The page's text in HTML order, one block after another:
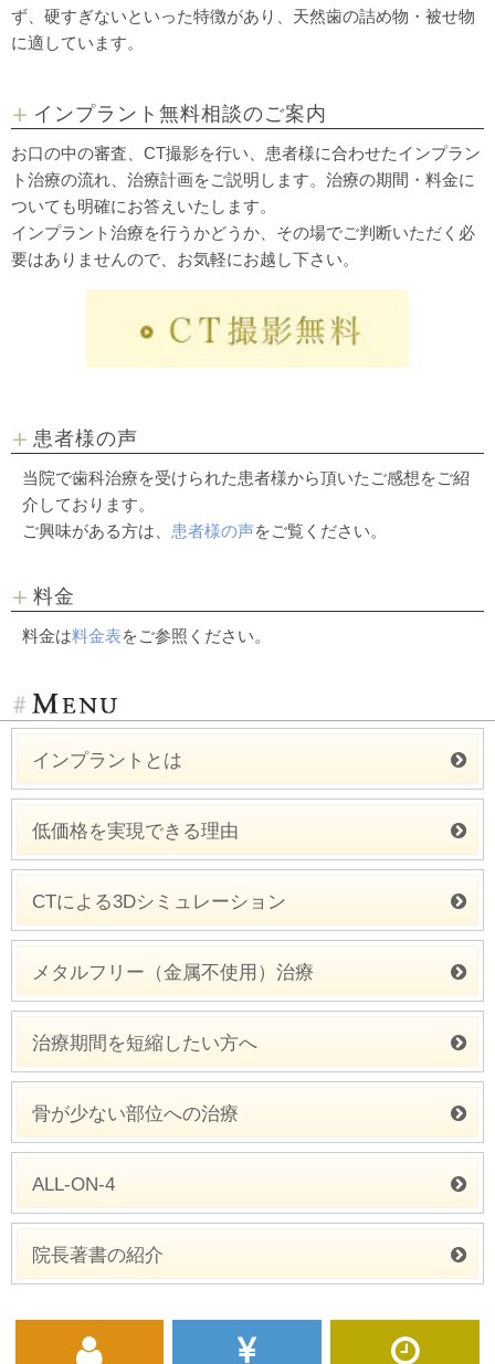
ず、硬すぎないといった特徴があり、天然歯の詰め物・被せ物
に適しています。
インプラント無料相談のご案内
お口の中の審査、CT撮影を行い、患者様に合わせたインプラン
ト治療の流れ、治療計画をご説明します。治療の期間・料金に
ついても明確にお答えいたします。
インプラント治療を行うかどうか、その場でご判断いただく必
要はありませんので、お気軽にお越し下さい。
患者様の声
当院で歯科治療を受けられた患者様から頂いたご感想をご紹
介しております。
ご興味がある方は、 患者様の声をご覧ください。
料金
料金は料金表をご参照ください。
インプラントとは
低価格を実現できる理由
CTによる3Dシミュレーション
メタルフリー（金属不使用）治療
治療期間を短縮したい方へ
骨が少ない部位への治療
ALL-ON-4
院長著書の紹介